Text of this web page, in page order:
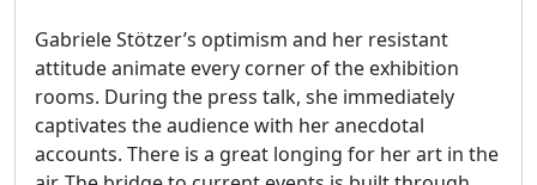
Gabriele Stötzer’s optimism and her resistant
attitude animate every corner of the exhibition
rooms. During the press talk, she immediately
captivates the audience with her anecdotal
accounts. There is a great longing for her art in the